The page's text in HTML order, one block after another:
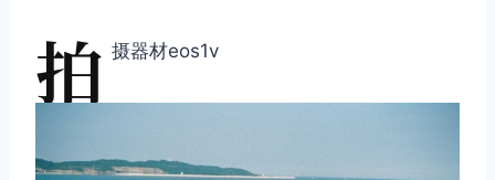
拍 摄器材eos1v